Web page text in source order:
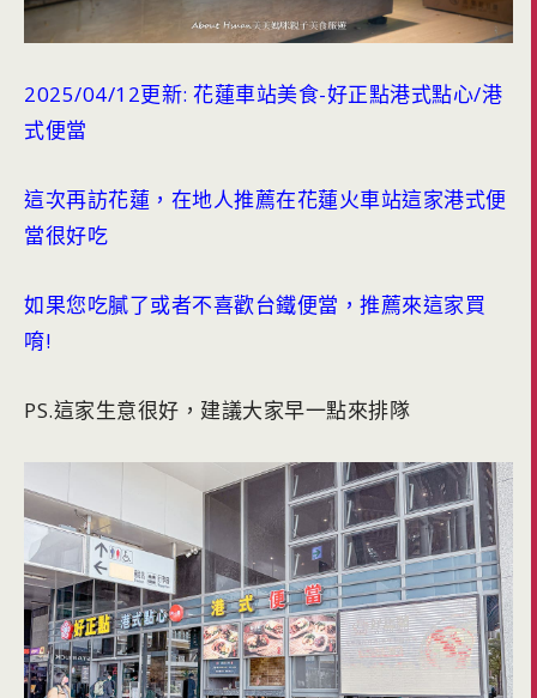
2025/04/12更新: 花蓮車站美食-好正點港式點心/港
式便當
這次再訪花蓮，在地人推薦在花蓮火車站這家港式便
當很好吃
如果您吃膩了或者不喜歡台鐵便當，推薦來這家買
唷!
PS.這家生意很好，建議大家早一點來排隊